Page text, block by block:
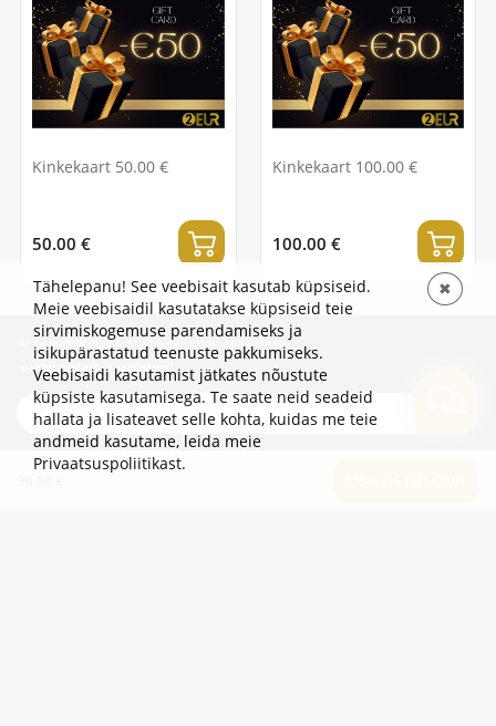
Kinkekaart 50.00 €
50.00 €
Kinkekaart 100.00 €
100.00 €
Liitu uudiskirjaga, et olla esimene, kes kuuleb
pakkumistest ja uudistest!
Tähelepanu! See veebisait kasutab küpsiseid.
Meie veebisaidil kasutatakse küpsiseid teie
sirvimiskogemuse parendamiseks ja
isikupärastatud teenuste pakkumiseks.
Veebisaidi kasutamist jätkates nõustute
küpsiste kasutamisega. Te saate neid seadeid
hallata ja lisateavet selle kohta, kuidas me teie
andmeid kasutame, leida meie
Privaatsuspoliitikast.
✖